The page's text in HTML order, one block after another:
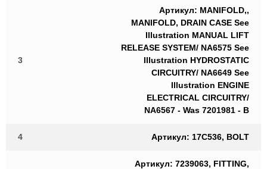
3
Артикул: MANIFOLD,,
MANIFOLD, DRAIN CASE See
Illustration MANUAL LIFT
RELEASE SYSTEM/ NA6575 See
Illustration HYDROSTATIC
CIRCUITRY/ NA6649 See
Illustration ENGINE
ELECTRICAL CIRCUITRY/
NA6567 - Was 7201981 - B
4 Артикул: 17C536, BOLT
Артикул: 7239063, FITTING,